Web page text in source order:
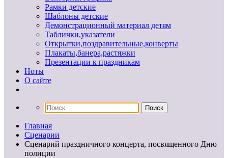
Рамки детские
Шаблоны детские
Демонстрационный материал детям
Таблички,указатели
Открытки,поздравительные,конверты
Плакаты,банера,растяжки
Презентации к праздникам
Ноты
О сайте
Главная
Сценарии
Сценарий праздничного концерта, посвященного Дню
полиции